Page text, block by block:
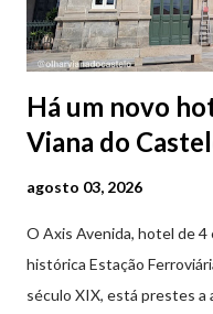
Há um novo
Viana do
agosto 03, 2026
O Axis Avenida, hotel de 4
histórica Estação
século XIX, está prestes